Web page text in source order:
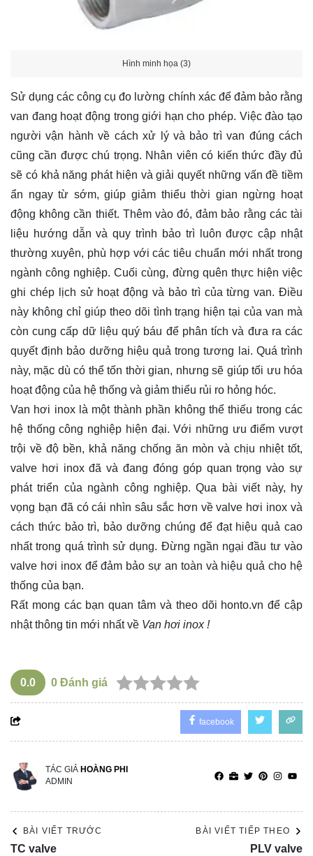
Hình minh họa (3)
Sử dụng các công cụ đo lường chính xác để đảm bảo rằng
van đang hoạt động trong giới hạn cho phép. Việc đào tạo
người vận hành về cách xử lý và bảo trì van đúng cách
cũng cần được chú trọng. Nhân viên có kiến thức đầy đủ
sẽ có khả năng phát hiện và giải quyết những vấn đề tiềm
ẩn ngay từ sớm, giúp giảm thiểu thời gian ngừng hoạt
động không cần thiết. Thêm vào đó, đảm bảo rằng các tài
liệu hướng dẫn và quy trình bảo trì luôn được cập nhật
thường xuyên, phù hợp với các tiêu chuẩn mới nhất trong
ngành công nghiệp. Cuối cùng, đừng quên thực hiện việc
ghi chép lịch sử hoạt động và bảo trì của từng van. Điều
này không chỉ giúp theo dõi tình trạng hiện tại của van mà
còn cung cấp dữ liệu quý báu để phân tích và đưa ra các
quyết định bảo dưỡng hiệu quả trong tương lai. Quá trình
này, mặc dù có thể tốn thời gian, nhưng sẽ giúp tối ưu hóa
hoạt động của hệ thống và giảm thiểu rủi ro hỏng hóc.
Van hơi inox là một thành phần không thể thiếu trong các
hệ thống công nghiệp hiện đại. Với những ưu điểm vượt
trội về độ bền, khả năng chống ăn mòn và chịu nhiệt tốt,
valve hơi inox đã và đang đóng góp quan trọng vào sự
phát triển của ngành công nghiệp. Qua bài viết này, hy
vọng bạn đã có cái nhìn sâu sắc hơn về valve hơi inox và
cách thức bảo trì, bảo dưỡng chúng để đạt hiệu quả cao
nhất trong quá trình sử dụng. Đừng ngần ngại đầu tư vào
valve hơi inox để đảm bảo sự an toàn và hiệu quả cho hệ
thống của bạn.
Rất mong các bạn quan tâm và theo dõi honto.vn để cập
nhật thông tin mới nhất về Van hơi inox !
0.0 0 Đánh giá
facebook
TÁC GIẢ HOÀNG PHI
ADMIN
BÀI VIẾT TRƯỚC
TC valve
BÀI VIẾT TIẾP THEO
PLV valve